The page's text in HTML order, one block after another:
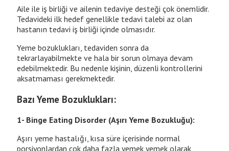
Aile ile iş birliği ve ailenin tedaviye desteği çok önemlidir.
Tedavideki ilk hedef genellikle tedavi talebi az olan
hastanın tedavi iş birliği içinde olmasıdır.
Yeme bozuklukları, tedaviden sonra da
tekrarlayabilmekte ve hala bir sorun olmaya devam
edebilmektedir. Bu nedenle kişinin, düzenli kontrollerini
aksatmaması gerekmektedir.
Bazı Yeme Bozuklukları:
1- Binge Eating Disorder (Aşırı Yeme Bozukluğu):
Aşırı yeme hastalığı, kısa süre içerisinde normal
porsiyonlardan çok daha fazla yemek yemek olarak